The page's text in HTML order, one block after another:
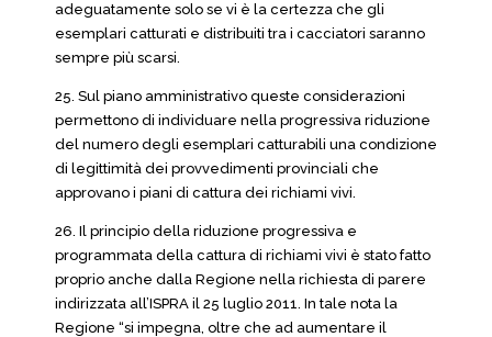
adeguatamente solo se vi è la certezza che gli
esemplari catturati e distribuiti tra i cacciatori saranno
sempre più scarsi.
25. Sul piano amministrativo queste considerazioni
permettono di individuare nella progressiva riduzione
del numero degli esemplari catturabili una condizione
di legittimità dei provvedimenti provinciali che
approvano i piani di cattura dei richiami vivi.
26. Il principio della riduzione progressiva e
programmata della cattura di richiami vivi è stato fatto
proprio anche dalla Regione nella richiesta di parere
indirizzata all’ISPRA il 25 luglio 2011. In tale nota la
Regione “si impegna, oltre che ad aumentare il